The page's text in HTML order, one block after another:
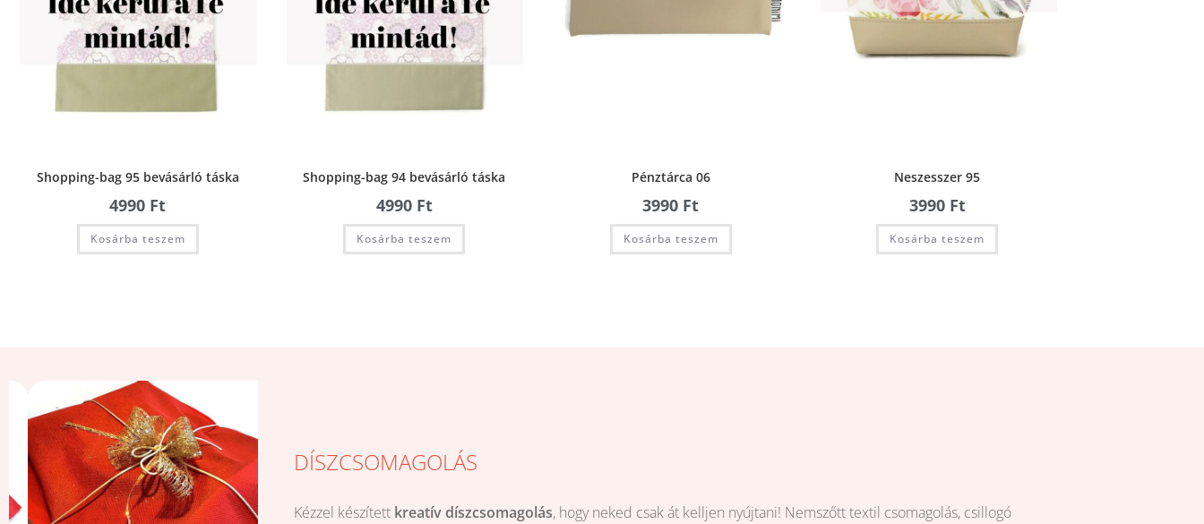
Shopping-bag 95 bevásárló táska
4990 Ft
Kosárba teszem
Shopping-bag 94 bevásárló táska
4990 Ft
Kosárba teszem
Pénztárca 06
3990 Ft
Kosárba teszem
Neszesszer 95
3990 Ft
Kosárba teszem
DÍSZCSOMAGOLÁS
Kézzel készített kreatív díszcsomagolás, hogy neked csak át kelljen nyújtani! Nemszőtt textil csomagolás, csillogó